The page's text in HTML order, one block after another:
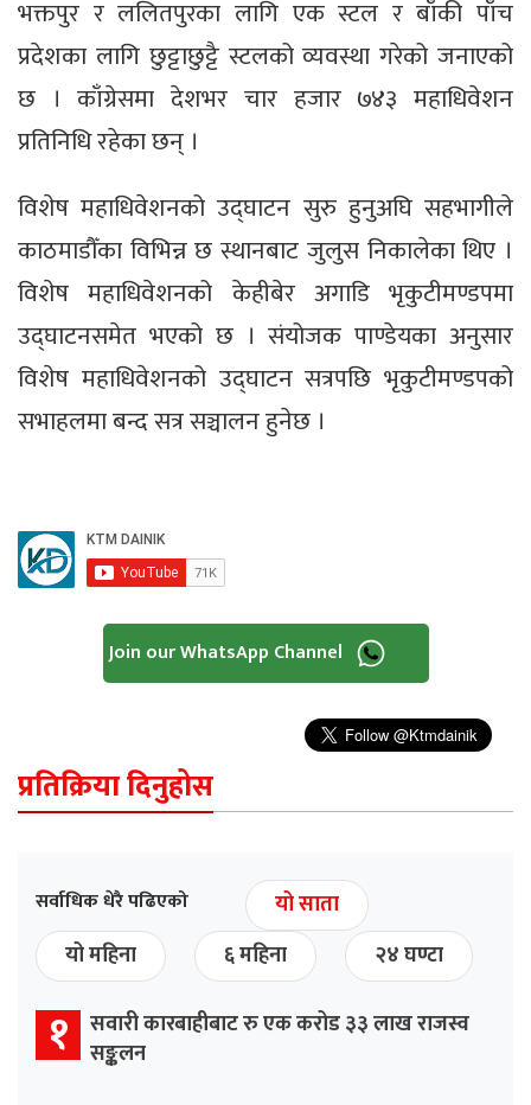
भक्तपुर र ललितपुरका लागि एक स्टल र बाँकी पाँच
प्रदेशका लागि छुट्टाछुट्टै स्टलको व्यवस्था गरेको जनाएको
छ । काँग्रेसमा देशभर चार हजार ७४३ महाधिवेशन
प्रतिनिधि रहेका छन् ।
विशेष महाधिवेशनको उद्घाटन सुरु हुनुअघि सहभागीले
काठमाडौँका विभिन्न छ स्थानबाट जुलुस निकालेका थिए ।
विशेष महाधिवेशनको केहीबेर अगाडि भृकुटीमण्डपमा
उद्घाटनसमेत भएको छ । संयोजक पाण्डेयका अनुसार
विशेष महाधिवेशनको उद्घाटन सत्रपछि भृकुटीमण्डपको
सभाहलमा बन्द सत्र सञ्चालन हुनेछ ।
Join our WhatsApp Channel
प्रतिक्रिया दिनुहोस
सर्वाधिक धेरै पढिएको
यो साता
यो महिना
६ महिना २४ घण्टा
१ सवारी कारबाहीबाट रु एक करोड ३३ लाख राजस्व
सङ्कलन